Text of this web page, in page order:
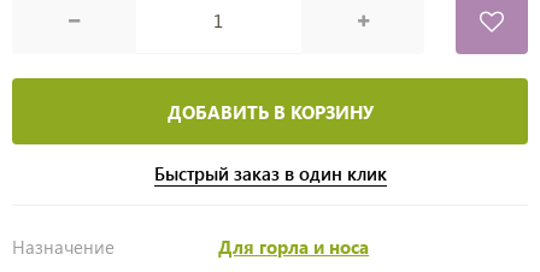
ДОБАВИТЬ В КОРЗИНУ
Быстрый заказ в один клик
Назначение Для горла и носа